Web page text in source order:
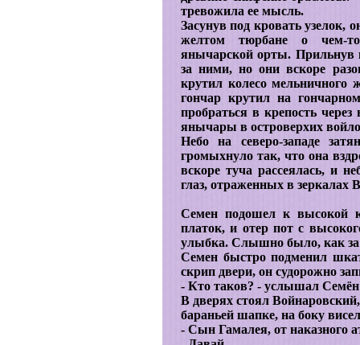
тревожила ее мысль.
Засунув под кровать узелок,
желтом тюрбане о чем-
янычарской орты. Прильнув
за ними, но они вскоре
крутил колесо мельничного
гончар крутил на
пробраться в крепость
янычары в островерхих
Небо на северо-западе
громыхнуло так, что она
вскоре туча рассеялась, и
глаз, отраженных в зеркалах
Семен подошел к высокой
платок, и отер пот с
улыбка. Слышно было, как за
Семен быстро подменил
скрип двери, он судорожно
- Кто таков? - услышал
В дверях стоял
бараньей шапке, на боку
- Сын Гамалея, от наказного